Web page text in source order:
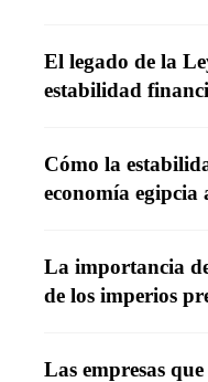
El legado de la
estabilidad
Cómo la
economía egipcia
La importancia
de los imperios
Las empresas